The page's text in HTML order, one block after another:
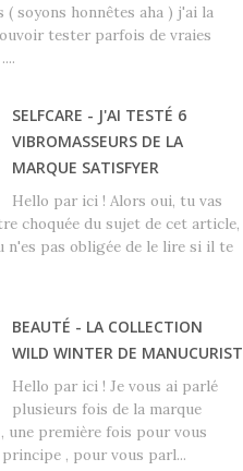
( soyons honnêtes aha ) j'ai la
tester parfois de vraies
SELFCARE - J'AI TESTÉ 6
VIBROMASSEURS DE LA
MARQUE SATISFYER
Hello par ici ! Alors oui, tu vas
choquée du sujet de cet article,
n'es pas obligée de le lire si il te
BEAUTÉ - LA COLLECTION
WILD WINTER DE MANUCURIST
Hello par ici ! Je vous ai parlé
plusieurs fois de la marque
une première fois pour vous
, pour vous parl...